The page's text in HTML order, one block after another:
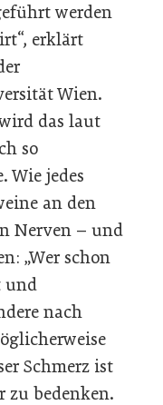
werden
erklärt
Wien.
das laut
so
Wie jedes
an den
Nerven – und
„Wer schon
und
nach
Schmerz ist
zu bedenken.